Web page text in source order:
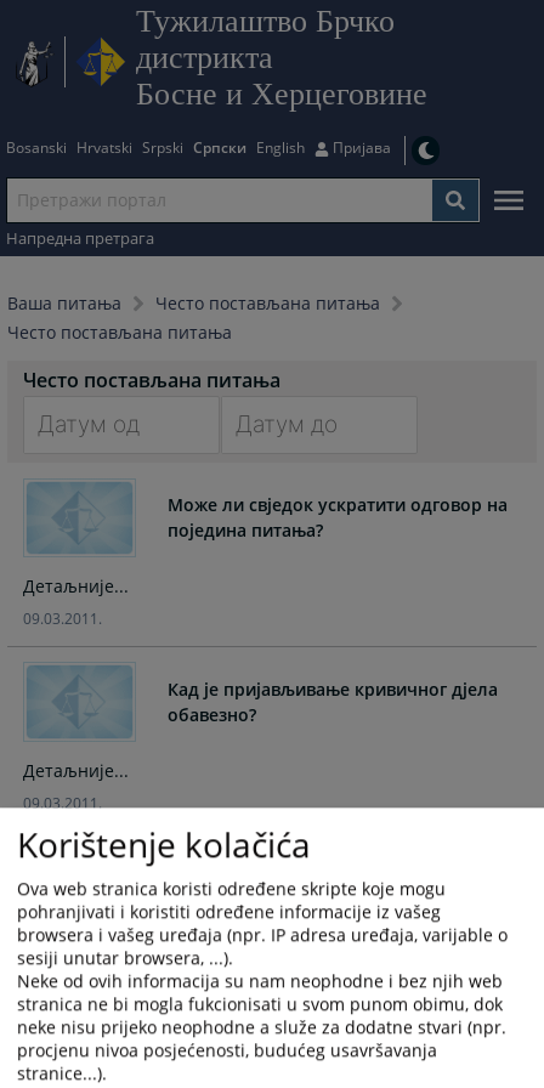
Тужилаштво Брчко
дистрикта
Босне и Херцеговине
Bosanski Hrvatski Srpski Српски English Пријава
Напредна претрага
Ваша питања
Често постављана питања
Често постављана питања
Често постављана питања
forward
interact
the
calendar
and
select
date.
Press
the
question
mark
key
to
get
the
keyboard
shortcuts
for
changing
dates.
forward
to
and
select
a
question
mark
key
to
get
the
keyboard
shortcuts
for
changing
Може ли свједок ускратити одговор на
поједина питања?
Детаљније...
09.03.2011.
Кад је пријављивање кривичног дјела
обавезно?
Детаљније...
09.03.2011.
Кад се осумњиченом односно
оптуженом може поставити бранитељ
због слабог имовног стања?
Детаљније...
09.03.2011.
Korištenje kolačića
Ova web stranica koristi određene skripte koje mogu
pohranjivati i koristiti određene informacije iz vašeg
browsera i vašeg uređaja (npr. IP adresa uređaja, varijable o
sesiji unutar browsera, ...).
Neke od ovih informacija su nam neophodne i bez njih web
stranica ne bi mogla fukcionisati u svom punom obimu, dok
neke nisu prijeko neophodne a služe za dodatne stvari (npr.
procjenu nivoa posjećenosti, budućeg usavršavanja
stranice...).